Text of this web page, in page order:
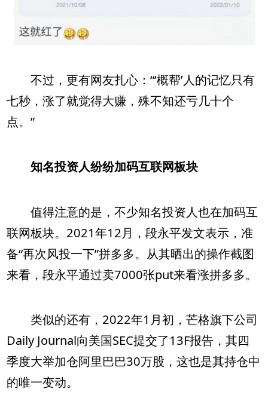
不过，更有网友扎心：“‘概帮’人的记忆只有
七秒，涨了就觉得大赚，殊不知还亏几十个
点。”
知名投资人纷纷加码互联网板块
值得注意的是，不少知名投资人也在加码互
联网板块。2021年12月，段永平发文表示，准
备“再次风投一下”拼多多。从其晒出的操作截图
来看，段永平通过卖7000张put来看涨拼多多。
类似的还有，2022年1月初，芒格旗下公司
Daily Journal向美国SEC提交了13F报告，其四
季度大举加仓阿里巴巴30万股，这也是其持仓中
的唯一变动。